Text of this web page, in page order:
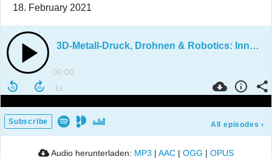
18. February 2021
3D-Metall-Druck, Drohnen & Robotics: Innovationen im Engineering
00:00
Subscribe All episodes ›
Audio herunterladen: MP3 | AAC | OGG | OPUS